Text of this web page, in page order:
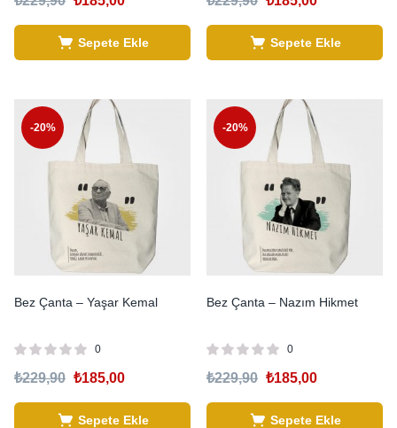
Sepete Ekle Sepete Ekle
-20%
Bez Çanta – Yaşar Kemal
0
₺229,90 ₺185,00
Sepete Ekle
-20%
Bez Çanta – Nazım Hikmet
0
₺229,90 ₺185,00
Sepete Ekle